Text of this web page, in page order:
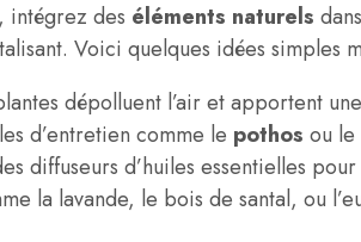
intégrez des éléments naturels
Voici quelques idées simples
dépolluent l’air et apportent
d’entretien comme le pothos ou le
diffuseurs d’huiles essentielles
la lavande, le bois de santal, ou